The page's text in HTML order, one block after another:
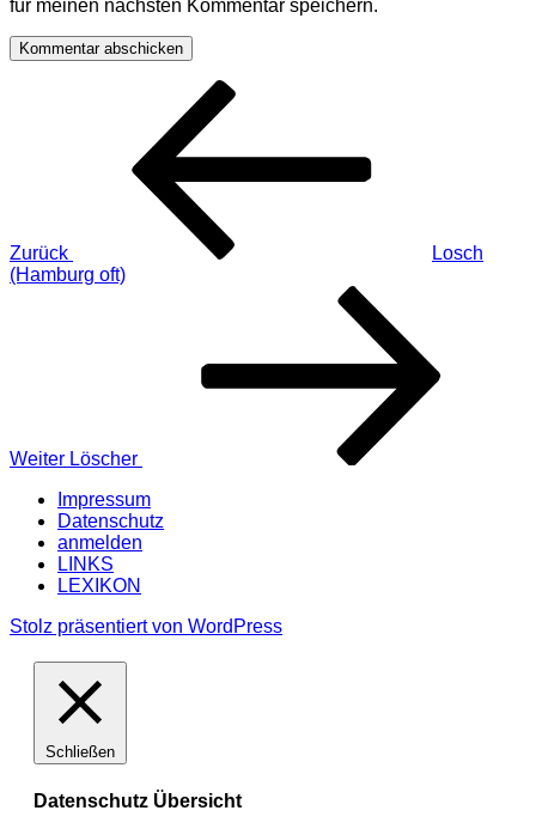
für meinen nächsten Kommentar speichern.
Beitragsnavigation
Zurück
Losch
(Hamburg oft)
Weiter Löscher
Impressum
Datenschutz
anmelden
LINKS
LEXIKON
Stolz präsentiert von WordPress
Schließen
Datenschutz Übersicht